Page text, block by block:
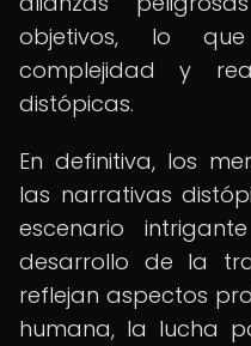
objetivos, lo
complejidad y
distópicas.
En definitiva, los
las narrativas
escenario
desarrollo de la
reflejan aspectos
humana, la lucha